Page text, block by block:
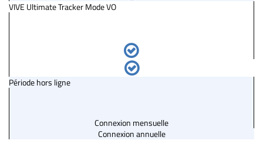
VIVE Ultimate Tracker Mode VO
Période hors ligne
Connexion mensuelle
Connexion annuelle